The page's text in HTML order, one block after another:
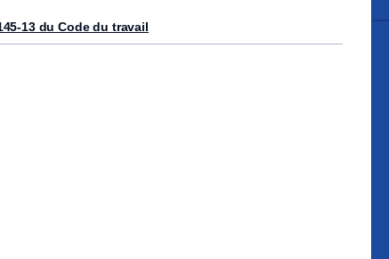
13 du Code du travail